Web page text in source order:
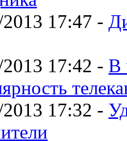
17:47 -
17:42 - В
17:32 -